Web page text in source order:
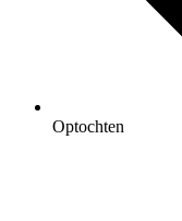
Optochten